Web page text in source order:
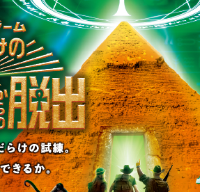
スからの脱出」と同じ内容